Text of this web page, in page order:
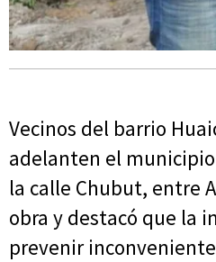
Vecinos del barrio
adelanten el
la calle Chubut, entre
obra y destacó que la
prevenir